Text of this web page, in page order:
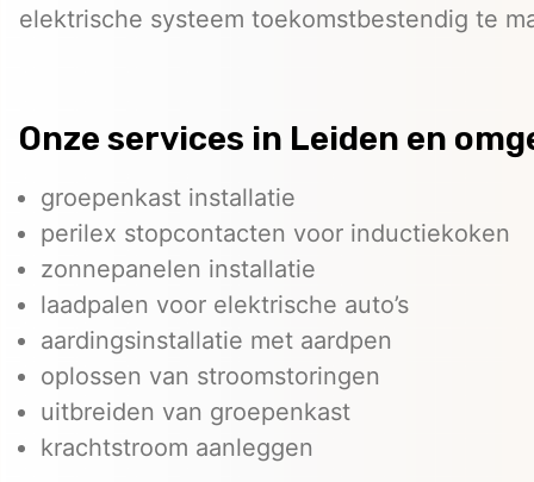
elektrische systeem toekomstbestendig te
Onze services in Leiden en
groepenkast installatie
perilex stopcontacten voor inductiekoken
zonnepanelen installatie
laadpalen voor elektrische auto’s
aardingsinstallatie met aardpen
oplossen van stroomstoringen
uitbreiden van groepenkast
krachtstroom aanleggen